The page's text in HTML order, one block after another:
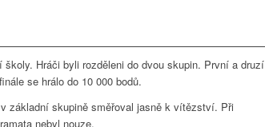
Hráči byli rozděleni do dvou skupin. První a druzí
se hrálo do 10 000 bodů.
základní skupině směřoval jasně k vítězství. Při
nebyl nouze.